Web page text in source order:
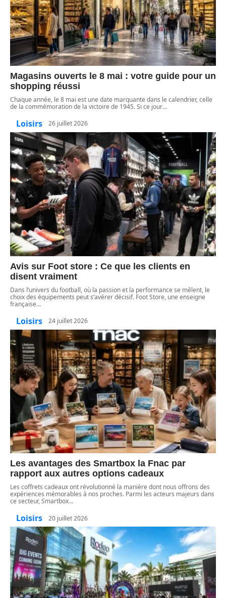
Magasins ouverts le 8 mai : votre guide pour un
shopping réussi
Chaque année, le 8 mai est une date marquante dans le calendrier, celle
de la commémoration de la victoire de 1945. Si ce jour…
Loisirs 26 juillet 2026
Avis sur Foot store : Ce que les clients en
disent vraiment
Dans l’univers du football, où la passion et la performance se mêlent, le
choix des équipements peut s’avérer décisif. Foot Store, une enseigne
française…
Loisirs 24 juillet 2026
Les avantages des Smartbox la Fnac par
rapport aux autres options cadeaux
Les coffrets cadeaux ont révolutionné la manière dont nous offrons des
expériences mémorables à nos proches. Parmi les acteurs majeurs dans
ce secteur, Smartbox…
Loisirs 20 juillet 2026